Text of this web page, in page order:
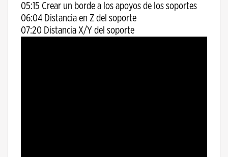
05:15 Crear un borde a los apoyos de los soportes
06:04 Distancia en Z del soporte
07:20 Distancia X/Y del soporte